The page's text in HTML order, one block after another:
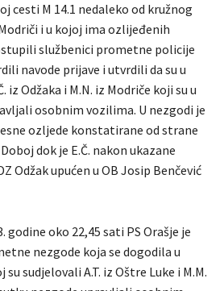
cesti M 14.1 nedaleko od kružnog
i u kojoj ima ozlijeđenih
službenici prometne policije
navode prijave i utvrdili da su u
iz Odžaka i M.N. iz Modriče koji su u
osobnim vozilima. U nezgodi je
ozljede konstatirane od strane
dok je E.Č. nakon ukazane
Odžak upućen u OB Josip Benčević
godine oko 22,45 sati PS Orašje je
nezgode koja se dogodila u
sudjelovali A.T. iz Oštre Luke i M.M.